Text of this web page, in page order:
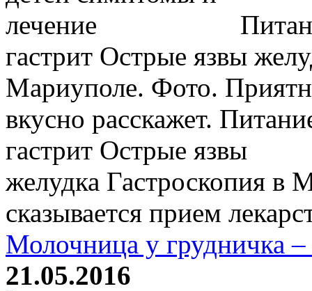
гастрит Острые язвы
Мариуполе. Фото.
вкусно расскажет.
гастрит Острые язвы
желудка Гастроскопия в
сказывается прием
Молочница у грудничка
21.05.2016